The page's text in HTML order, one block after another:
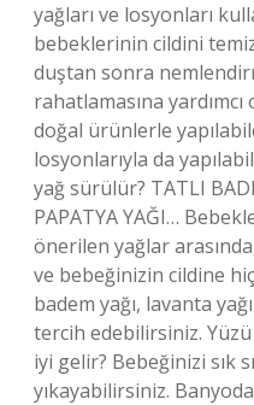
yağları ve losyonları
bebeklerinin cildini
duştan sonra
rahatlamasına
doğal ürünlerle
losyonlarıyla da
yağ sürülür? TATLI
PAPATYA YAĞI…
önerilen yağlar
ve bebeğinizin cildine
badem yağı, lavanta
tercih edebilirsiniz.
iyi gelir? Bebeğinizi sık
yıkayabilirsiniz.